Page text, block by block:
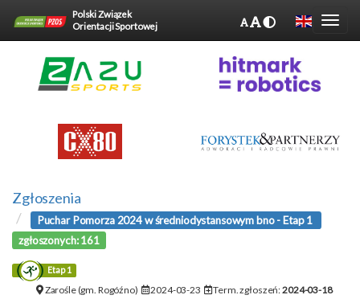
Polski Związek
Orientacji Sportowej
Zgłoszenia
Puchar Pomorza 2024 w średniodystansowym bno - Etap 1
zgłoszonych: 161
Etap 1
Zarośle (gm. Rogóźno) 2024-03-23 Term. zgłoszeń:2024-03-18